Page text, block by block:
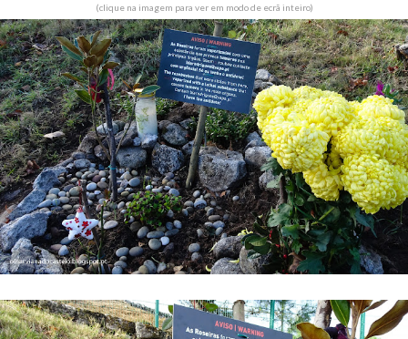
(clique na imagem para ver em modo de ecrã inteiro)